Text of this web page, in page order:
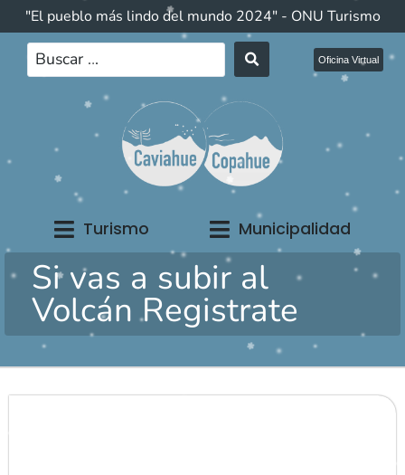
"El pueblo más lindo del mundo 2024" - ONU Turismo
Oficina Virtual
Turismo Municipalidad
Si vas a subir al
Volcán Registrate